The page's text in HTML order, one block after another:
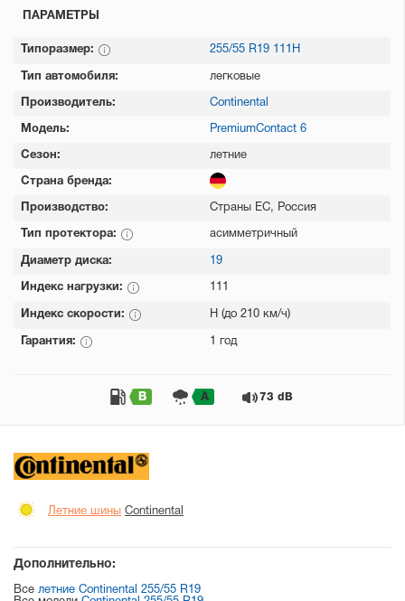
ПАРАМЕТРЫ
Типоразмер: 255/55 R19 111H
Тип автомобиля: легковые
Производитель: Continental
Модель: PremiumContact 6
Сезон: летние
Страна бренда:
Производство: Страны ЕС, Россия
Тип протектора: асимметричный
Диаметр диска: 19
Индекс нагрузки: 111
Индекс скорости: H (до 210 км/ч)
Гарантия: 1 год
B A 73 dB
Летние шины Continental
Дополнительно:
Все летние Continental 255/55 R19